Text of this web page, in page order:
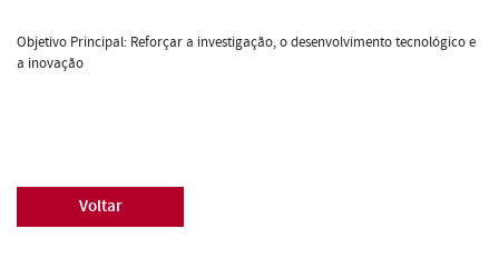
Objetivo Principal: Reforçar a investigação, o desenvolvimento tecnológico e
a inovação
Voltar